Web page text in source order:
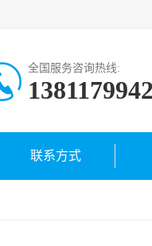
全国服务咨询热线:
联系方式